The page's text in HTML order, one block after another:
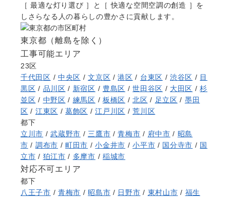
［ 最適な灯り選び ］と［ 快適な空間空調の創造 ］を
しさらなる人の暮らしの豊かさに貢献します。
東京都 （離島を除く ）
工事可能エリア
23区
千代田区 / 中央区 /文京区 /港区 / 台東区 /渋谷区 / 目
黒区 / 品川区 / 新宿区 / 豊島区 /世田谷区 / 大田区 /杉
並区 / 中野区 / 練馬区 / 板橋区 /北区 / 足立区 / 墨田
区 / 江東区 /葛飾区 /江戸川区 /荒川区
都下
立川市 /武蔵野市 / 三鷹市 /青梅市 / 府中市 / 昭島
市 / 調布市 /町田市 /小金井市 /小平市 / 国分寺市 / 国
立市 / 狛江市 / 多摩市 / 稲城市
対応不可エリア
都下
八王子市 / 青梅市 / 昭島市 / 日野市 / 東村山市 / 福生